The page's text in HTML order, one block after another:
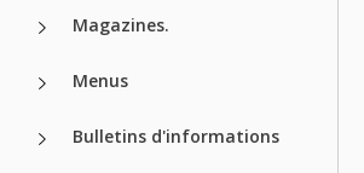
Magazines.
Menus
Bulletins d'informations